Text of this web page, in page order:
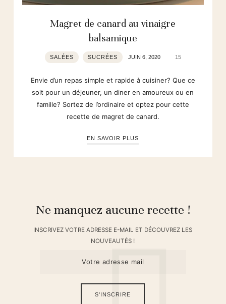
Magret de canard au vinaigre
balsamique
SALÉES SUCRÉES JUIN 6, 2020 15
Envie d’un repas simple et rapide à cuisiner? Que ce
soit pour un déjeuner, un diner en amoureux ou en
famille? Sortez de l’ordinaire et optez pour cette
recette de magret de canard.
EN SAVOIR PLUS
Ne manquez aucune recette !
INSCRIVEZ VOTRE ADRESSE E-MAIL ET DÉCOUVREZ LES
NOUVEAUTÉS !